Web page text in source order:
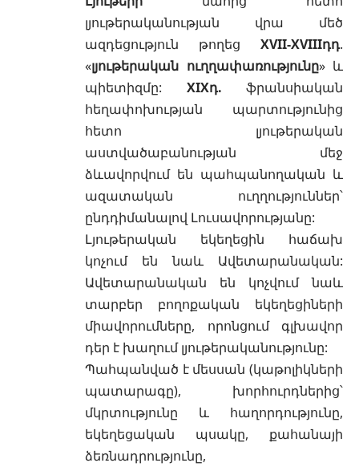
լյութերականության վրա մեծ
ազդեցություն թողեց XVII-XVIIIդդ.
«լյութերական ուղղափառությունը» և
պիետիզմը: XIXդ. ֆրանսիական
հեղափոխության պարտությունից
հետո լյութերական
աստվածաբանության մեջ
ձևավորվում են պահպանողական և
ազատական ուղղություններ՝
ընդդիմանալով Լուսավորությանը:
Լյութերական եկեղեցին հաճախ
կոչում են նաև Ավետարանական:
Ավետարանական են կոչվում նաև
տարբեր բողոքական եկեղեցիների
միավորումները, որոնցում գլխավոր
դեր է խաղում լյութերականությունը:
Պահպանված է մեսսան (կաթոլիկների
պատարագը), խորհուրդներից՝
մկրտությունը և հաղորդությունը,
եկեղեցական պսակը, քահանայի
ձեռնադրությունը,